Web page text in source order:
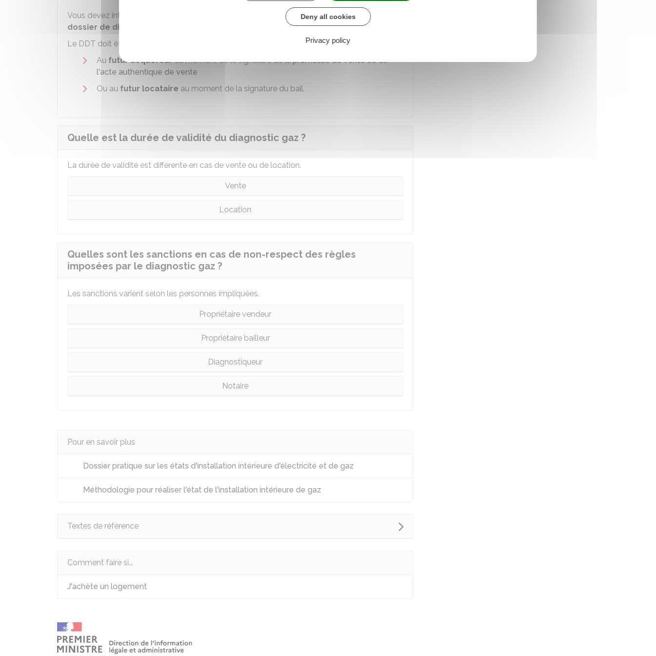
Vous devez intégrer le diagnostic gaz aux différents diagnostics immobiliers compris dans le
dossier de diagnostic technique (DDT)
ouen cas de location.
Le DDT doit être remis :
Au futur acquéreurau moment de la signature de lapromesse de venteou de
l'acte authentique de vente
Ou au futur locataire au moment de la signature du bail.
Quelle est la durée de validité du diagnostic gaz ?
La durée de validité est différente en cas de vente ou de location.
Vente
Location
Quelles sont les sanctions en cas de non-respect des règles
imposées par le diagnostic gaz ?
Les sanctions varient selon les personnes impliquées.
Propriétaire vendeur
Propriétaire bailleur
Diagnostiqueur
Notaire
Pour en savoir plus
Dossier pratique sur les états d'installation intérieure d'électricité et de gaz
Méthodologie pour réaliser l'état de l'installation intérieure de gaz
Textes de référence
Comment faire si...
J'achète un logement
Deny all cookies
Privacy policy